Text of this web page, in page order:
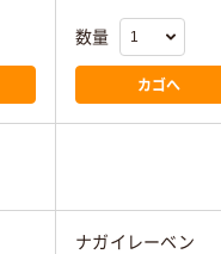
数量
カゴへ
ナガイレーベン